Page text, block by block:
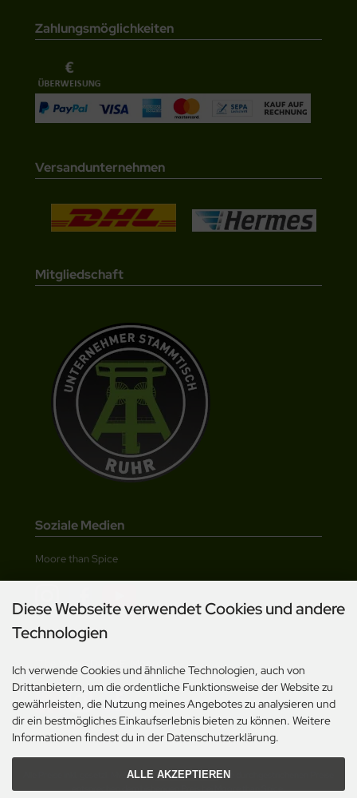
Zahlungsmöglichkeiten
Versandunternehmen
Mitgliedschaft
Soziale Medien
Moore than Spice
"The Voice" David E. Moore
Alle Preise inkl. gesetzl. MwSt. zzgl. Versandkosten. Die durchgestrichenen Preise
entsprechen dem bisherigen Preis bei Moore than Spice.
Diese Webseite verwendet Cookies und andere
Technologien
Ich verwende Cookies und ähnliche Technologien, auch von
Drittanbietern, um die ordentliche Funktionsweise der Website zu
gewährleisten, die Nutzung meines Angebotes zu analysieren und
dir ein bestmögliches Einkaufserlebnis bieten zu können. Weitere
Informationen findest du in der Datenschutzerklärung.
ALLE AKZEPTIEREN